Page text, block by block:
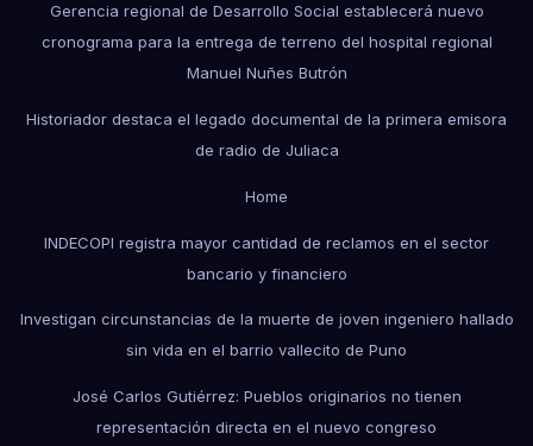
Gerencia regional de Desarrollo Social establecerá nuevo
cronograma para la entrega de terreno del hospital regional
Manuel Nuñes Butrón
Historiador destaca el legado documental de la primera emisora
de radio de Juliaca
Home
INDECOPI registra mayor cantidad de reclamos en el sector
bancario y financiero
Investigan circunstancias de la muerte de joven ingeniero hallado
sin vida en el barrio vallecito de Puno
José Carlos Gutiérrez: Pueblos originarios no tienen
representación directa en el nuevo congreso